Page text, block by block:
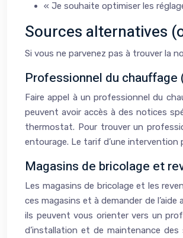
« Je souhaite optimiser les
Sources alternatives
Si vous ne parvenez pas à trouver la
Professionnel du
Faire appel à un professionnel du
peuvent avoir accès à des notices
thermostat. Pour trouver un
entourage. Le tarif d’une
Magasins de bricolage et
Les magasins de bricolage et les
ces magasins et à demander de
ils peuvent vous orienter vers un
d’installation et de maintenance